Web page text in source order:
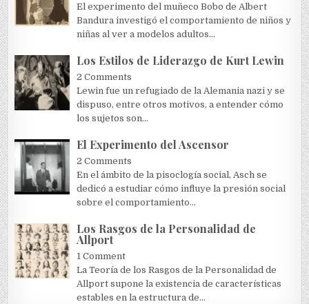
El experimento del muñeco Bobo de Albert
Bandura investigó el comportamiento de niños y
niñas al ver a modelos adultos...
Los Estilos de Liderazgo de Kurt Lewin
2 Comments
Lewin fue un refugiado de la Alemania nazi y se
dispuso, entre otros motivos, a entender cómo
los sujetos son...
El Experimento del Ascensor
2 Comments
En el ámbito de la pisoclogía social, Asch se
dedicó a estudiar cómo influye la presión social
sobre el comportamiento...
Los Rasgos de la Personalidad de
Allport
1 Comment
La Teoría de los Rasgos de la Personalidad de
Allport supone la existencia de características
estables en la estructura de...